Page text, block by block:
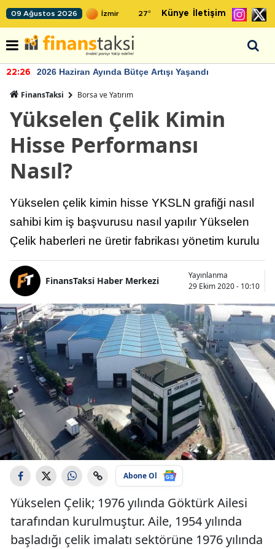
09 Ağustos 2026 27° Künye İletişim
22:26 2026 Haziran Ayında Bütçe Artışı Yaşandı
FinansTaksi Borsa ve Yatırım
Yükselen Çelik Kimin
Hisse Performansı
Nasıl?
Yükselen çelik kimin hisse YKSLN grafiği nasıl
sahibi kim iş başvurusu nasıl yapılır Yükselen
Çelik haberleri ne üretir fabrikası yönetim kurulu
FinansTaksi Haber Merkezi
Yayınlanma
29 Ekim 2020 - 10:10
Abone Ol
Yükselen Çelik; 1976 yılında Göktürk Ailesi
tarafından kurulmuştur. Aile, 1954 yılında
başladığı çelik imalatı sektörüne 1976 yılında